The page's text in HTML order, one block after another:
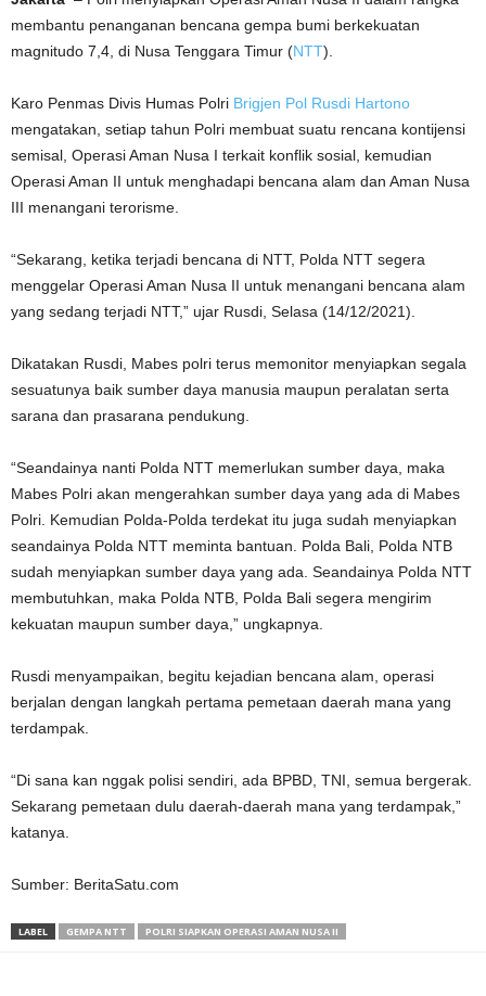
membantu penanganan bencana gempa bumi berkekuatan
magnitudo 7,4, di Nusa Tenggara Timur (NTT).
Karo Penmas Divis Humas Polri Brigjen Pol Rusdi Hartono
mengatakan, setiap tahun Polri membuat suatu rencana kontijensi
semisal, Operasi Aman Nusa I terkait konflik sosial, kemudian
Operasi Aman II untuk menghadapi bencana alam dan Aman Nusa
III menangani terorisme.
“Sekarang, ketika terjadi bencana di NTT, Polda NTT segera
menggelar Operasi Aman Nusa II untuk menangani bencana alam
yang sedang terjadi NTT,” ujar Rusdi, Selasa (14/12/2021).
Dikatakan Rusdi, Mabes polri terus memonitor menyiapkan segala
sesuatunya baik sumber daya manusia maupun peralatan serta
sarana dan prasarana pendukung.
“Seandainya nanti Polda NTT memerlukan sumber daya, maka
Mabes Polri akan mengerahkan sumber daya yang ada di Mabes
Polri. Kemudian Polda-Polda terdekat itu juga sudah menyiapkan
seandainya Polda NTT meminta bantuan. Polda Bali, Polda NTB
sudah menyiapkan sumber daya yang ada. Seandainya Polda NTT
membutuhkan, maka Polda NTB, Polda Bali segera mengirim
kekuatan maupun sumber daya,” ungkapnya.
Rusdi menyampaikan, begitu kejadian bencana alam, operasi
berjalan dengan langkah pertama pemetaan daerah mana yang
terdampak.
“Di sana kan nggak polisi sendiri, ada BPBD, TNI, semua bergerak.
Sekarang pemetaan dulu daerah-daerah mana yang terdampak,”
katanya.
Sumber: BeritaSatu.com
LABEL GEMPA NTT POLRI SIAPKAN OPERASI AMAN NUSA II